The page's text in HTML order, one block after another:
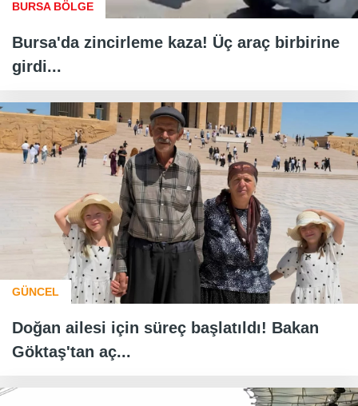
BURSA BÖLGE
Bursa'da zincirleme kaza! Üç araç birbirine
girdi...
GÜNCEL
Doğan ailesi için süreç başlatıldı! Bakan
Göktaş'tan aç...